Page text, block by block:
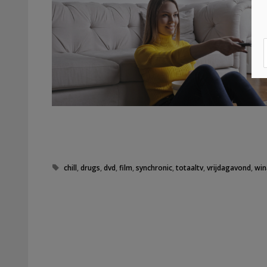
Tags
chill ,drugs ,dvd ,film ,synchronic ,totaaltv ,vrijdagavond ,